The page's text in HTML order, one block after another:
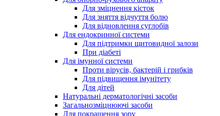
Для зміцнення кісток
Для зняття відчуття болю
Для відновлення суглобів
Для ендокринної системи
Для підтримки щитовидної залози
При діабеті
Для імунної системи
Проти вірусів, бактерій і грибків
Для підвищення імунітету
Для дітей
Натуральні дерматологічні засоби
Загальнозміцнюючі засоби
Для покращення зору